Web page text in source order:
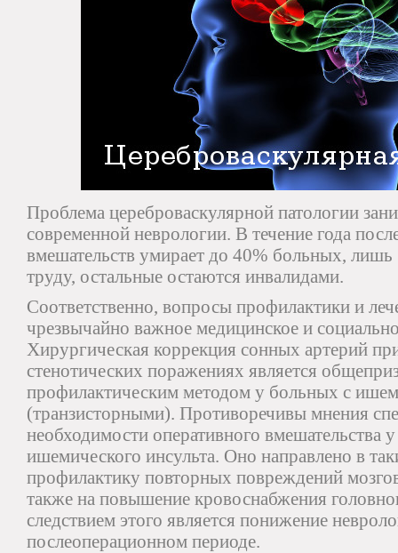
Проблема цереброваскулярной патологии
современной неврологии. В течение года
вмешательств умирает до 40% больных,
труду, остальные остаются инвалидами.
Соответственно, вопросы профилактики и
чрезвычайно важное медицинское и
Хирургическая коррекция сонных артерий
стенотических поражениях является
профилактическим методом у больных с
(транзисторными). Противоречивы мнения
необходимости оперативного вмешательства
ишемического инсульта. Оно направлено в
профилактику повторных повреждений
также на повышение кровоснабжения
следствием этого является понижение
послеоперационном периоде.